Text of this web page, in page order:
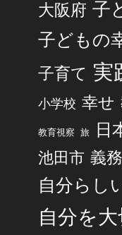
大阪府 子
子どもの
子育て 実
小学校 幸せ
教育視察 旅 日
池田市 義
自分らし
自分を